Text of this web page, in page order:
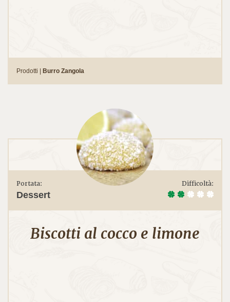
Prodotti | Burro Zangola
Portata:
Dessert
Difficoltà:
Biscotti al cocco e limone